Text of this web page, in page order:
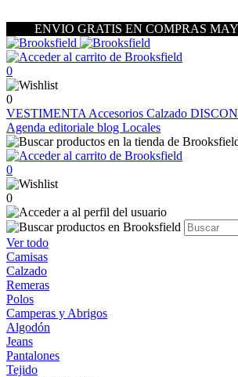
ENVIO GRATIS EN COMPRAS
0
0
VESTIMENTA Accesorios Calzado
Agenda editoriale blog Locales
0
0
Ver todo
Camisas
Calzado
Remeras
Polos
Camperas y Abrigos
Algodón
Jeans
Pantalones
Tejido